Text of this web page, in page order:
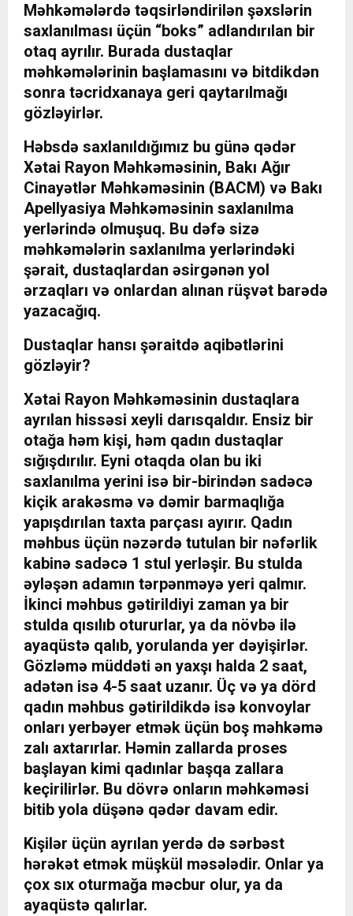
Məhkəmələrdə təqsirləndirilən şəxslərin
saxlanılması üçün “boks” adlandırılan bir
otaq ayrılır. Burada dustaqlar
məhkəmələrinin başlamasını və bitdikdən
sonra təcridxanaya geri qaytarılmağı
gözləyirlər.
Həbsdə saxlanıldığımız bu günə qədər
Xətai Rayon Məhkəməsinin, Bakı Ağır
Cinayətlər Məhkəməsinin (BACM) və Bakı
Apellyasiya Məhkəməsinin saxlanılma
yerlərində olmuşuq. Bu dəfə sizə
məhkəmələrin saxlanılma yerlərindəki
şərait, dustaqlardan əsirgənən yol
ərzaqları və onlardan alınan rüşvət barədə
yazacağıq.
Dustaqlar hansı şəraitdə aqibətlərini
gözləyir?
Xətai Rayon Məhkəməsinin dustaqlara
ayrılan hissəsi xeyli darısqaldır. Ensiz bir
otağa həm kişi, həm qadın dustaqlar
sığışdırılır. Eyni otaqda olan bu iki
saxlanılma yerini isə bir-birindən sadəcə
kiçik arakəsmə və dəmir barmaqlığa
yapışdırılan taxta parçası ayırır. Qadın
məhbus üçün nəzərdə tutulan bir nəfərlik
kabinə sadəcə 1 stul yerləşir. Bu stulda
əyləşən adamın tərpənməyə yeri qalmır.
İkinci məhbus gətirildiyi zaman ya bir
stulda qısılıb otururlar, ya da növbə ilə
ayaqüstə qalıb, yorulanda yer dəyişirlər.
Gözləmə müddəti ən yaxşı halda 2 saat,
adətən isə 4-5 saat uzanır. Üç və ya dörd
qadın məhbus gətirildikdə isə konvoylar
onları yerbəyer etmək üçün boş məhkəmə
zalı axtarırlar. Həmin zallarda proses
başlayan kimi qadınlar başqa zallara
keçirilirlər. Bu dövrə onların məhkəməsi
bitib yola düşənə qədər davam edir.
Kişilər üçün ayrılan yerdə də sərbəst
hərəkət etmək müşkül məsələdir. Onlar ya
çox sıx oturmağa məcbur olur, ya da
ayaqüstə qalırlar.